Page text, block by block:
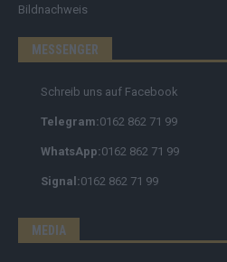
Bildnachweis
MESSENGER
Schreib uns auf Facebook
Telegram:0162 862 71 99
WhatsApp:0162 862 71 99
Signal:0162 862 71 99
MEDIA